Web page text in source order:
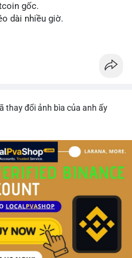
gốc.
dài nhiều giờ.
thay đổi ảnh bìa của anh ấy